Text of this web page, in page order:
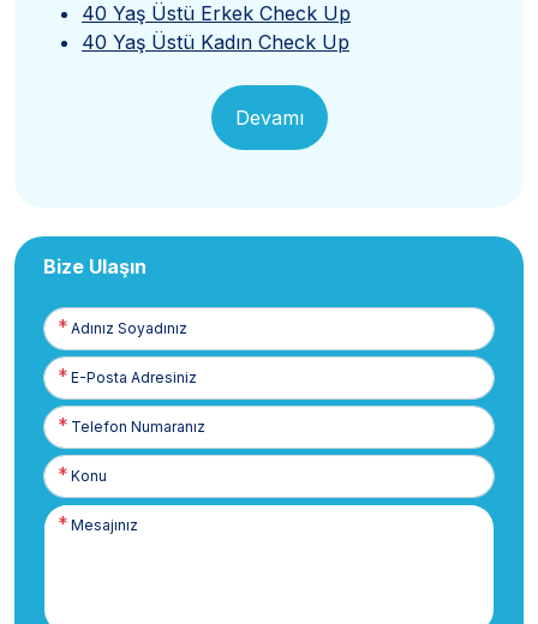
40 Yaş Üstü Erkek Check Up
40 Yaş Üstü Kadın Check Up
Devamı
Bize Ulaşın
Adınız
Soyadınız
E-
Posta
Telefon
Numaranız